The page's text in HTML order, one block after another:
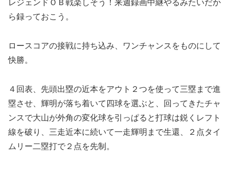
レジェンドＯＢ戦楽しそう！来週録画中継やるみたいだか
ら録っておこう。
ロースコアの接戦に持ち込み、ワンチャンスをものにして
快勝。
４回表、先頭出塁の近本をアウト２つを使って三塁まで進
塁させ、輝明が落ち着いて四球を選ぶと、回ってきたチャ
ンスで大山が外角の変化球を引っぱると打球は鋭くレフト
線を破り、三走近本に続いて一走輝明まで生還、２点タイ
ムリー二塁打で２点を先制。